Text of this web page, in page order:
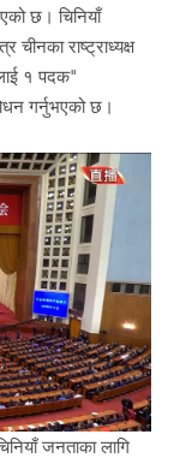
छ। चिनियाँ
चीनका राष्ट्राध्यक्ष
१ पदक"
गर्नुभएको छ।
जनताका लागि